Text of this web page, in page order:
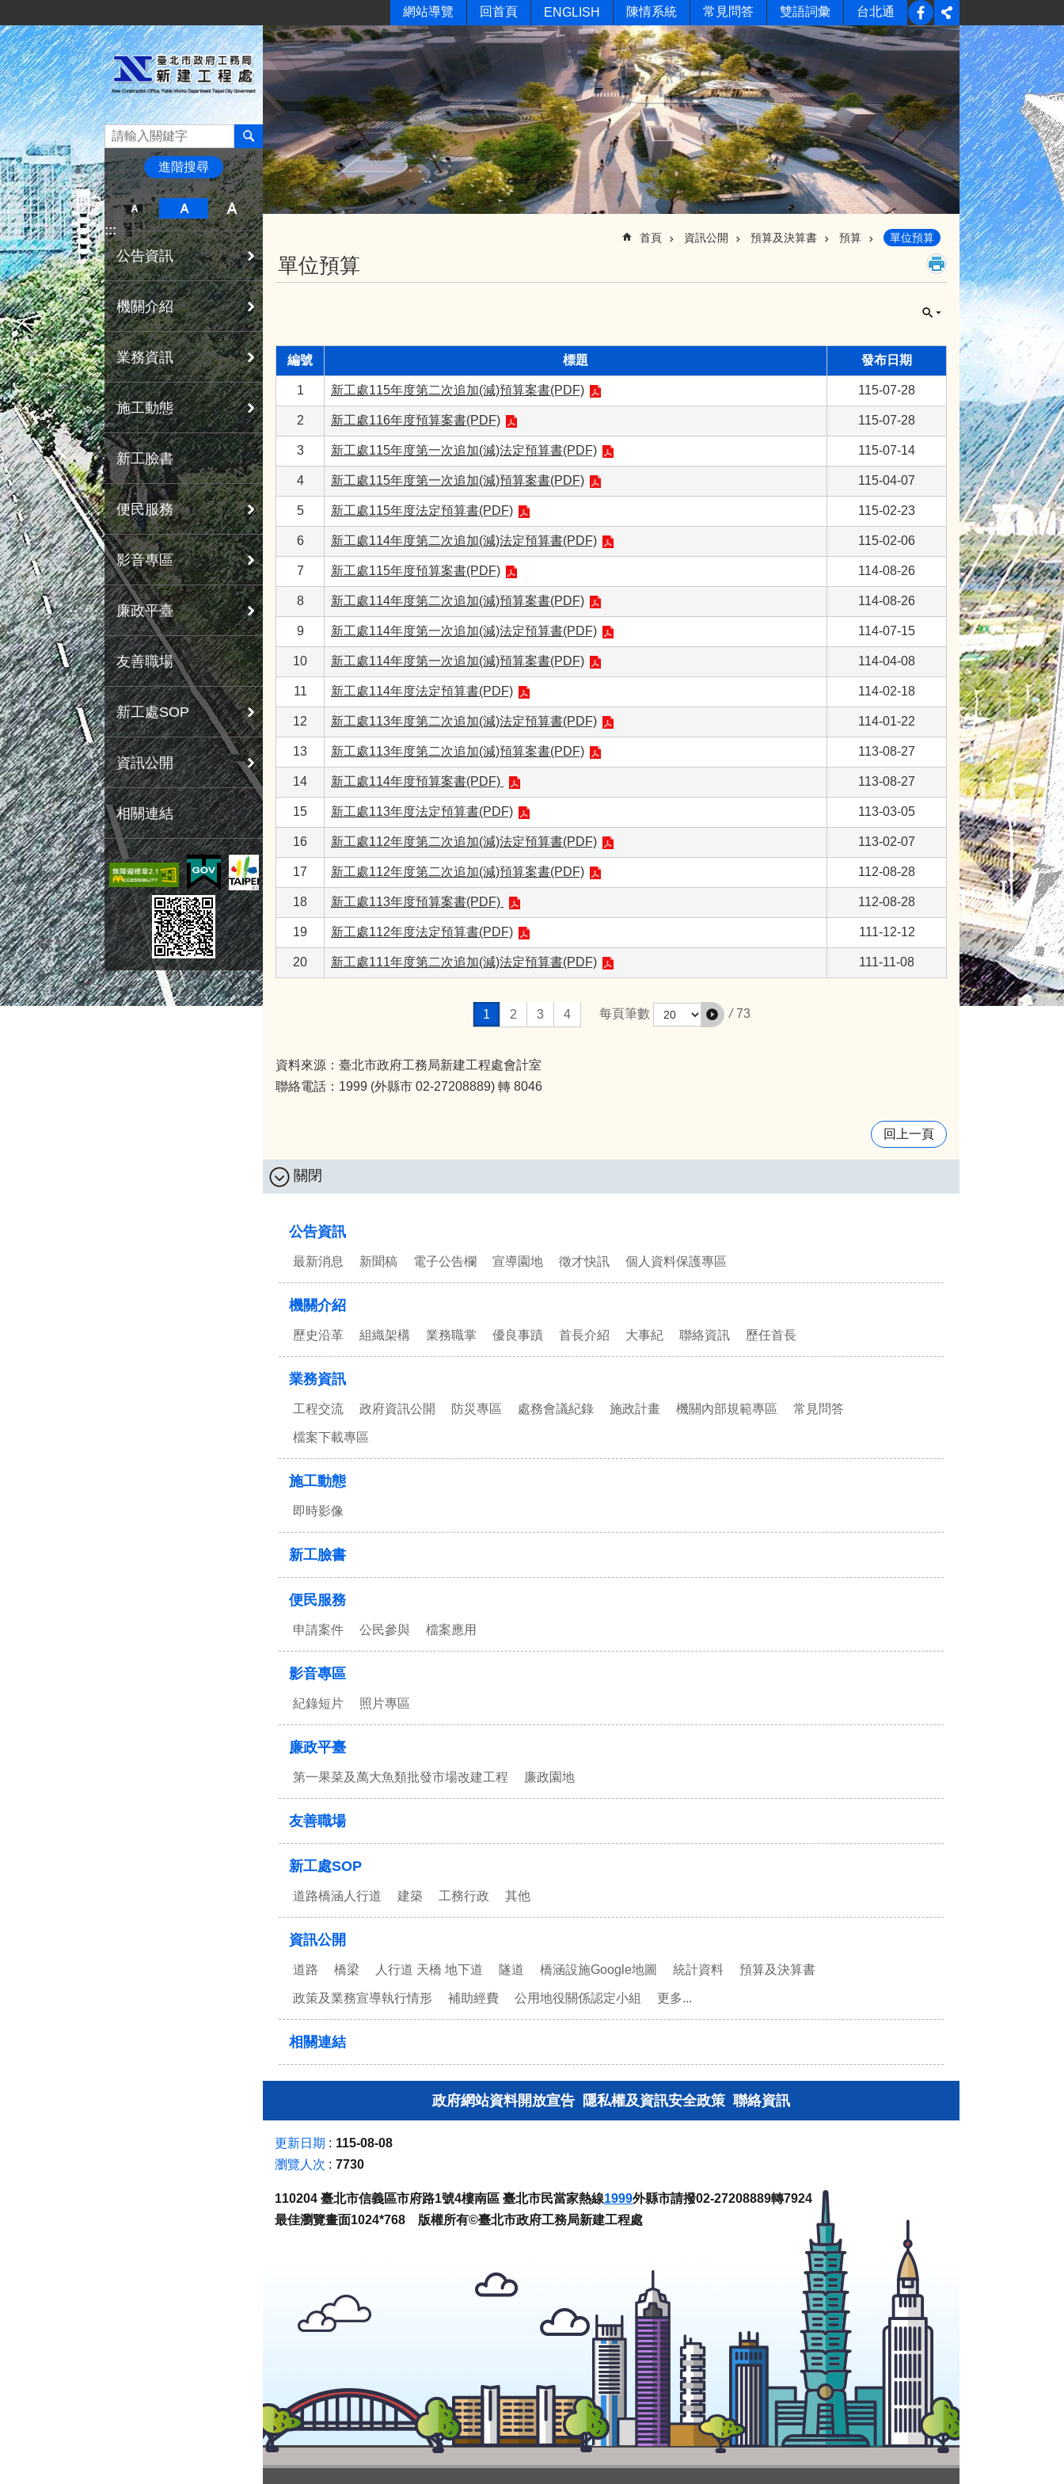
網站導覽 回首頁 ENGLISH 陳情系統 常見問答 雙語詞彙 台北通
進階搜尋
:::
公告資訊
機關介紹
業務資訊
施工動態
新工臉書
便民服務
影音專區
廉政平臺
友善職場
新工處SOP
資訊公開
相關連結
首頁 資訊公開 預算及決算書 預算 單位預算
單位預算
編號 標題 發布日期
1 新工處115年度第二次追加(減)預算案書(PDF) 115-07-28
2 新工處116年度預算案書(PDF) 115-07-28
3 新工處115年度第一次追加(減)法定預算書(PDF) 115-07-14
4 新工處115年度第一次追加(減)預算案書(PDF) 115-04-07
5 新工處115年度法定預算書(PDF) 115-02-23
6 新工處114年度第二次追加(減)法定預算書(PDF) 115-02-06
7 新工處115年度預算案書(PDF) 114-08-26
8 新工處114年度第二次追加(減)預算案書(PDF) 114-08-26
9 新工處114年度第一次追加(減)法定預算書(PDF) 114-07-15
10 新工處114年度第一次追加(減)預算案書(PDF) 114-04-08
11 新工處114年度法定預算書(PDF) 114-02-18
12 新工處113年度第二次追加(減)法定預算書(PDF) 114-01-22
13 新工處113年度第二次追加(減)預算案書(PDF) 113-08-27
14 新工處114年度預算案書(PDF) 113-08-27
15 新工處113年度法定預算書(PDF) 113-03-05
16 新工處112年度第二次追加(減)法定預算書(PDF) 113-02-07
17 新工處112年度第二次追加(減)預算案書(PDF) 112-08-28
18 新工處113年度預算案書(PDF) 112-08-28
19 新工處112年度法定預算書(PDF) 111-12-12
20 新工處111年度第二次追加(減)法定預算書(PDF) 111-11-08
1 2 3 4 每頁筆數 / 73
資料來源：臺北市政府工務局新建工程處會計室
聯絡電話：1999 (外縣市 02-27208889) 轉 8046
回上一頁
關閉
公告資訊
最新消息 新聞稿 電子公告欄 宣導園地 徵才快訊 個人資料保護專區
機關介紹
歷史沿革 組織架構 業務職掌 優良事蹟 首長介紹 大事紀 聯絡資訊 歷任首長
業務資訊
工程交流 政府資訊公開 防災專區 處務會議紀錄 施政計畫 機關內部規範專區 常見問答
檔案下載專區
施工動態
即時影像
新工臉書
便民服務
申請案件 公民參與 檔案應用
影音專區
紀錄短片 照片專區
廉政平臺
第一果菜及萬大魚類批發市場改建工程 廉政園地
友善職場
新工處SOP
道路橋涵人行道 建築 工務行政 其他
資訊公開
道路 橋梁 人行道 天橋 地下道 隧道 橋涵設施Google地圖 統計資料 預算及決算書
政策及業務宣導執行情形 補助經費 公用地役關係認定小組 更多...
相關連結
政府網站資料開放宣告 隱私權及資訊安全政策 聯絡資訊
更新日期
115-08-08
瀏覽人次
7730
110204 臺北市信義區市府路1號4樓南區 臺北市民當家熱線1999外縣市請撥02-27208889轉7924
最佳瀏覽畫面1024*768 版權所有©臺北市政府工務局新建工程處